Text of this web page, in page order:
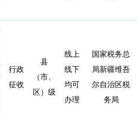
行政
征收
县
（市、
区）级
线上
线下
均可
办理
国家税务总
局新疆维吾
尔自治区税
务局